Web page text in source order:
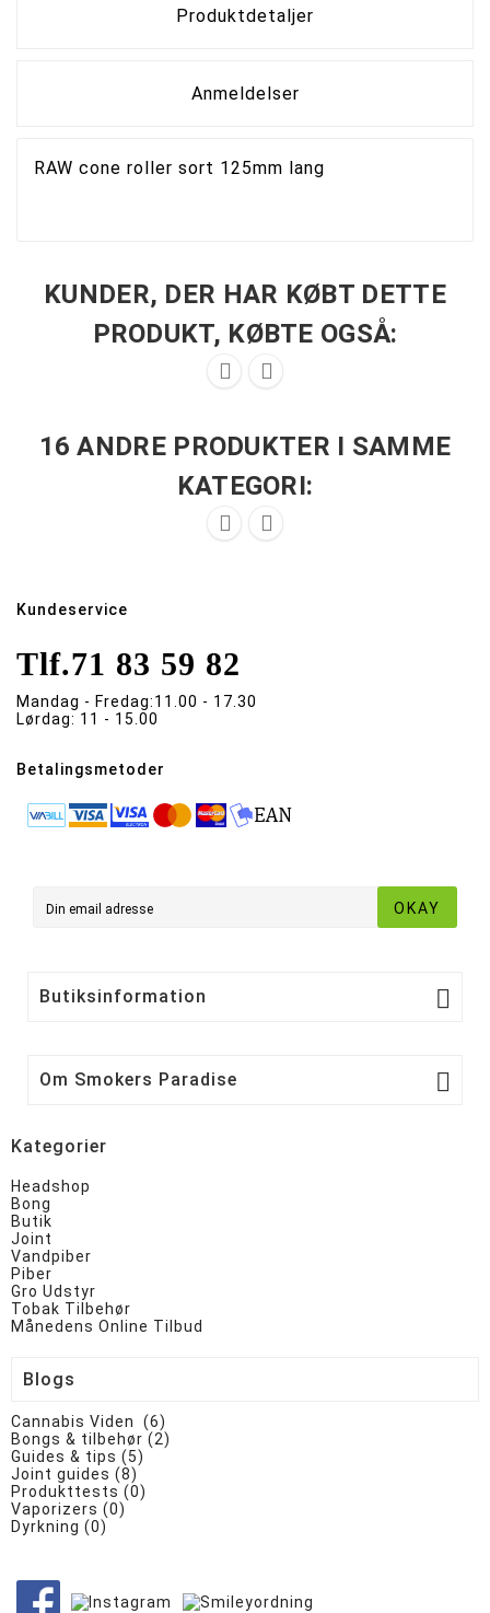
Produktdetaljer
Anmeldelser
RAW cone roller sort 125mm lang
KUNDER, DER HAR KØBT DETTE
PRODUKT, KØBTE OGSÅ:
 
16 ANDRE PRODUKTER I SAMME
KATEGORI:
 
Kundeservice
Tlf.71 83 59 82
Mandag - Fredag:11.00 - 17.30
Lørdag: 11 - 15.00
Betalingsmetoder
OKAY
Butiksinformation 
Om Smokers Paradise 
Kategorier
Headshop
Bong
Butik
Joint
Vandpiber
Piber
Gro Udstyr
Tobak Tilbehør
Månedens Online Tilbud
Blogs
Cannabis Viden (6)
Bongs & tilbehør (2)
Guides & tips (5)
Joint guides (8)
Produkttests (0)
Vaporizers (0)
Dyrkning (0)